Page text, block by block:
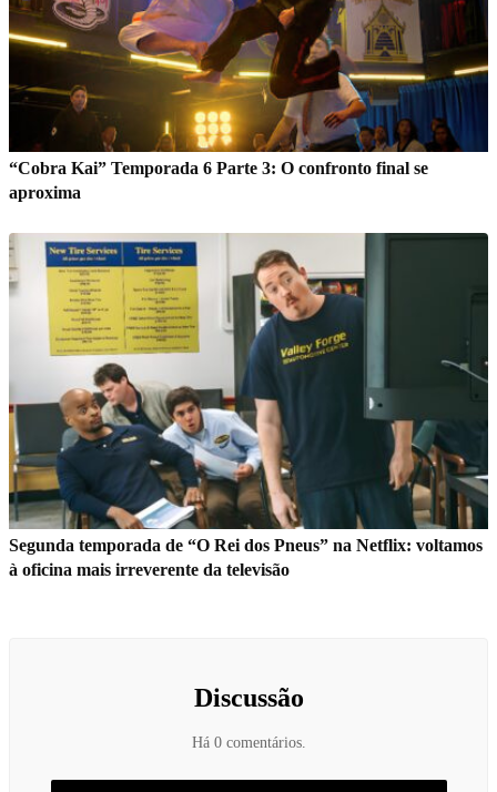
“Cobra Kai” Temporada 6 Parte 3: O confronto final se
aproxima
Segunda temporada de “O Rei dos Pneus” na Netflix: voltamos
à oficina mais irreverente da televisão
Discussão
Há 0 comentários.